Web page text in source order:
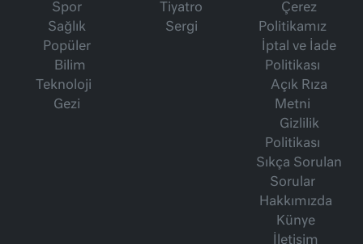
Spor
Sağlık
Popüler
Bilim
Teknoloji
Gezi
Tiyatro
Sergi
Çerez
Politikamız
İptal ve İade
Politikası
Açık Rıza
Metni
Gizlilik
Politikası
Sıkça Sorulan
Sorular
Hakkımızda
Künye
İletişim